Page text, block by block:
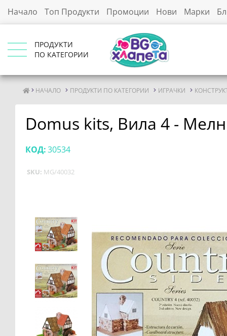
Начало Топ Продукти Промоции Нови Марки
ПРОДУКТИ
ПО КАТЕГОРИИ
НАЧАЛО ПРОДУКТИ ПО КАТЕГОРИИ ИГРАЧКИ
Domus kits, Вила 4 -
КОД:30534
SKU: MG/40032